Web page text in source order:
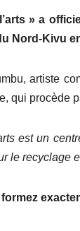
» a
Nord-Kivu
artiste
qui procède
est un
le recyclage